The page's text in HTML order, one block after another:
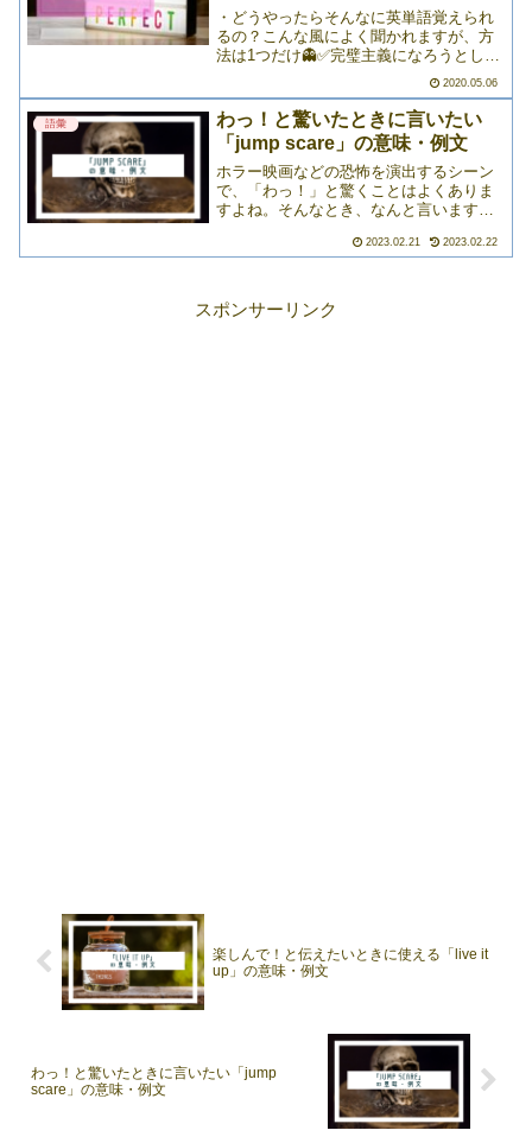
・どうやったらそんなに英単語覚えられ
るの？こんな風によく聞かれますが、方
法は1つだけ👻✅完璧主義になろうとしな
た単語はぼんやり雰囲気だけ覚えて2回目
は反復。3回目は、という感じで繰り返す
☠英語学習は地味な>>>
2020.05.06
語彙
わっ！と驚いたときに言いたい
「jump scare」の意味・例文
ホラー映画などの恐怖を演出するシーン
で、「わっ！」と驚くことはよくありま
すよね。そんなとき、なんと言います
う人も多いのではないでしょうか。で
2023.02.21 2023.02.22
スポンサーリンク
楽しんで！と伝えたいときに使える「live it
up」の意味・例文
わっ！と驚いたときに言いたい「jump
scare」の意味・例文